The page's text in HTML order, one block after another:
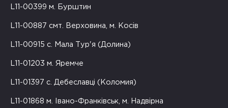
L11-00399 м. Бурштин
L11-00887 смт. Верховина, м. Косів
L11-00915 с. Мала Тур'я (Долина)
L11-01203 м. Яремче
L11-01397 с. Дебеславці (Коломия)
L11-01868 м. Івано-Франківськ, м. Надвірна